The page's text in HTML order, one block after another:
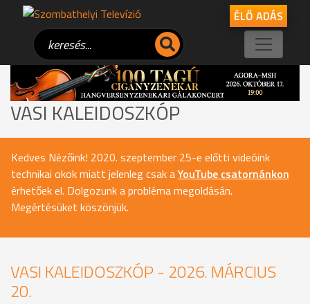
ÉLŐ ADÁS
VASI KALEIDOSZKÓP
Kedves Nézőink! 2020. szeptember 25-e előtti videóink
technikai okok miatt jelenleg csak aYouTube csatornánkon
érhetőek el. Dolgozunk a probléma megoldásán.
Megértésüket köszönjük.
VASI KALEIDOSZKÓP - 2026. MÁRCIUS
20.